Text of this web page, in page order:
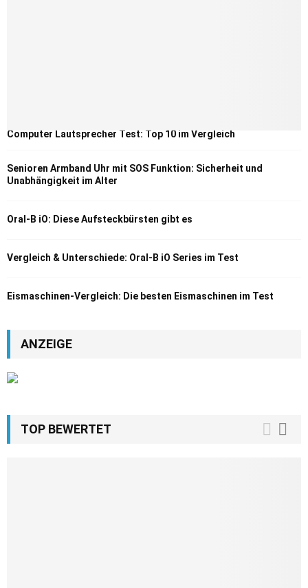
Computer Lautsprecher Test: Top 10 im Vergleich
Senioren Armband Uhr mit SOS Funktion: Sicherheit und
Unabhängigkeit im Alter
Oral-B iO: Diese Aufsteckbürsten gibt es
Vergleich & Unterschiede: Oral-B iO Series im Test
Eismaschinen-Vergleich: Die besten Eismaschinen im Test
ANZEIGE
TOP BEWERTET